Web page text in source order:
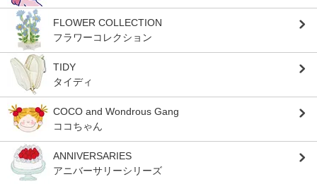
FLOWER COLLECTION
フラワーコレクション
TIDY
タイディ
COCO and Wondrous Gang
ココちゃん
ANNIVERSARIES
アニバーサリーシリーズ